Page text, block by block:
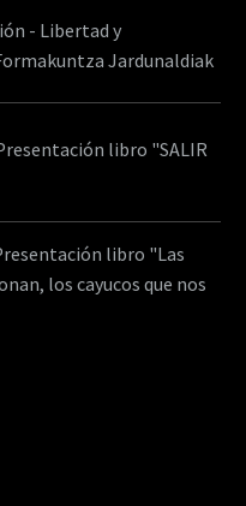
- Libertad y
Jardunaldiak
libro "SALIR
libro "Las
los cayucos que nos